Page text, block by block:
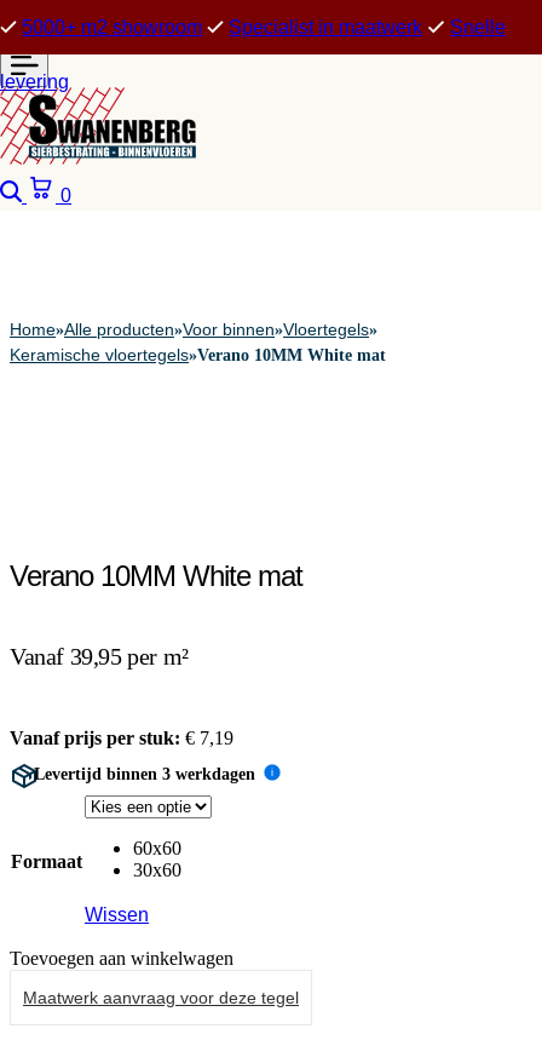
5000+ m2 showroom Specialist in maatwerk Snelle
levering
Zoeken
0
Home»Alle producten»Voor binnen»Vloertegels»
Keramische vloertegels»Verano 10MM White mat
Verano 10MM White mat
Vanaf 39,95 per m²
Vanaf prijs per stuk: € 7,19
Levertijd binnen 3 werkdagen i
Formaat
60x60
30x60
Wissen
Toevoegen aan winkelwagen
Maatwerk aanvraag voor deze tegel